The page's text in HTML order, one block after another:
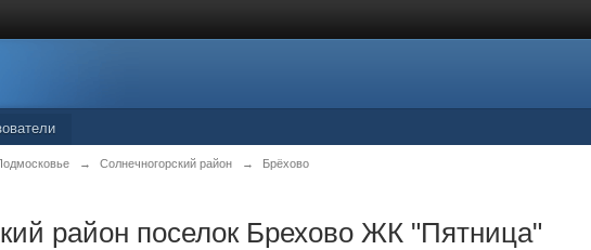
→ Солнечногорский район → Брёхово
район поселок Брехово ЖК "Пятница"